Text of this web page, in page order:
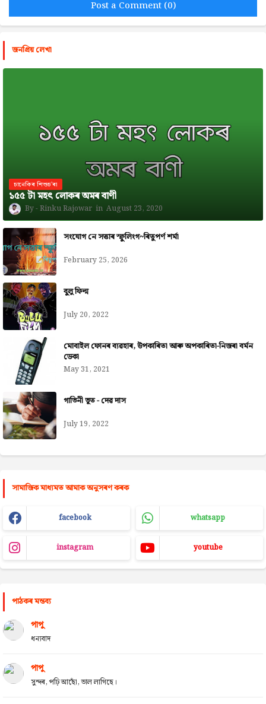
Post a Comment (0)
জনপ্রিয় লেখা
চানেকিৰ শিশুচ'ৰা
১৫৫ টা মহৎ লোকৰ অমৰ বাণী
Rinku Rajowar August 23, 2020
সংযোগ নে সত্তাৰ স্ফুলিংগ~ৰিতুপৰ্ণ শৰ্মা
February 25, 2026
বুলু ফিল্ম
July 20, 2022
মোবাইল ফোনৰ ব্যৱহাৰ, উপকাৰিতা আৰু অপকাৰিতা-নিজৰা বৰ্মন
ডেকা
May 31, 2021
গাভিনী ভূত - দেৱ দাস
July 19, 2022
সামাজিক মাধ্যমত আমাক অনুসৰণ কৰক
facebook whatsapp
instagram youtube
পাঠকৰ মন্তব্য
পাপু
ধন্যবাদ
পাপু
সুন্দৰ, পঢ়ি আছোঁ, ভাল লাগিছে।